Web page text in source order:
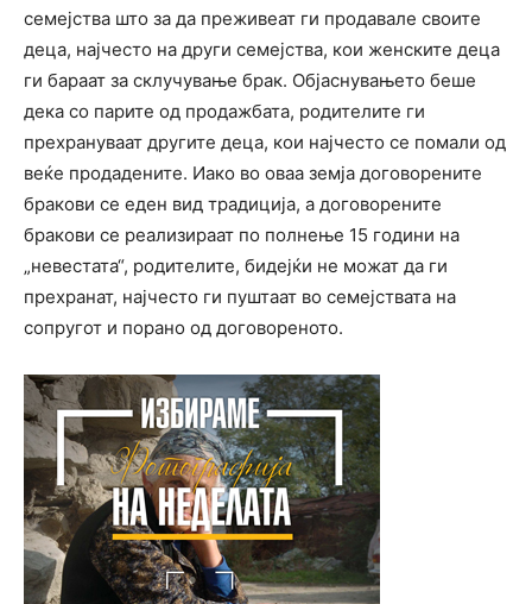
семејства што за да преживеат ги продавале своите
деца, најчесто на други семејства, кои женските деца
ги бараат за склучување брак. Објаснувањето беше
дека со парите од продажбата, родителите ги
прехрануваат другите деца, кои најчесто се помали од
веќе продадените. Иако во оваа земја договорените
бракови се еден вид традиција, а договорените
бракови се реализираат по полнење 15 години на
„невестата“, родителите, бидејќи не можат да ги
прехранат, најчесто ги пуштаат во семејствата на
сопругот и порано од договореното.